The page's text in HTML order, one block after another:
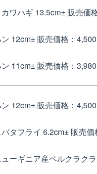
カワハギ 13.5cm± 販売価
ン 12cm± 販売価格：
ン 11cm± 販売価格：
ン 12cm± 販売価格：
バタフライ 6.2cm± 販売
ューギニア産ペルクラク